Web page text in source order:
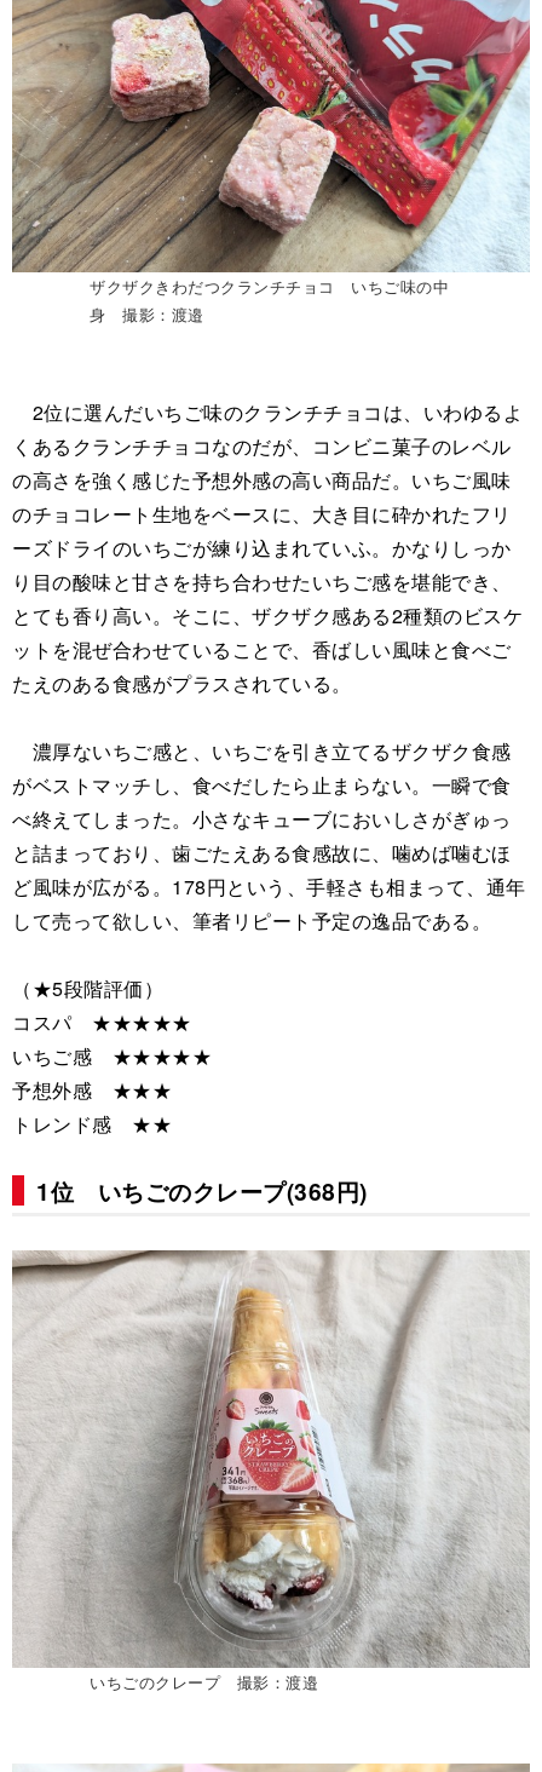
ザクザクきわだつクランチチョコ いちご味の中
身 撮影：渡邉
2位に選んだいちご味のクランチチョコは、いわゆるよ
くあるクランチチョコなのだが、コンビニ菓子のレベル
の高さを強く感じた予想外感の高い商品だ。いちご風味
のチョコレート生地をベースに、大き目に砕かれたフリ
ーズドライのいちごが練り込まれていふ。かなりしっか
り目の酸味と甘さを持ち合わせたいちご感を堪能でき、
とても香り高い。そこに、ザクザク感ある2種類のビスケ
ットを混ぜ合わせていることで、香ばしい風味と食べご
たえのある食感がプラスされている。
濃厚ないちご感と、いちごを引き立てるザクザク食感
がベストマッチし、食べだしたら止まらない。一瞬で食
べ終えてしまった。小さなキューブにおいしさがぎゅっ
と詰まっており、歯ごたえある食感故に、噛めば噛むほ
ど風味が広がる。178円という、手軽さも相まって、通年
して売って欲しい、筆者リピート予定の逸品である。
（★5段階評価）
コスパ ★★★★★
いちご感 ★★★★★
予想外感 ★★★
トレンド感 ★★
1位 いちごのクレープ(368円)
いちごのクレープ 撮影：渡邉